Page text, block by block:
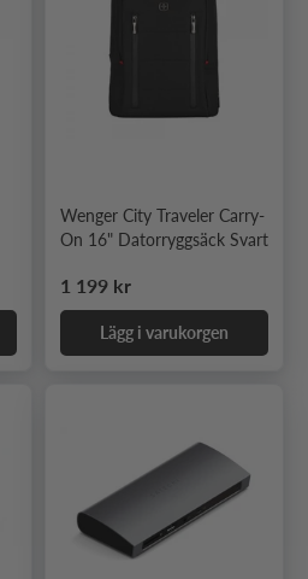
Wenger City Traveler Carry-
On 16" Datorryggsäck Svart
Ordinarie pris
1 199 kr
Lägg i varukorgen